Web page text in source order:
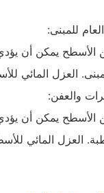
للمبنى:
الأسطح يمكن أن
العزل المائي
والعفن:
الأسطح يمكن أن
العزل المائي